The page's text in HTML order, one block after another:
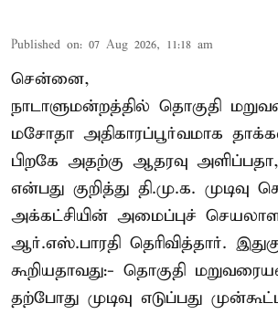
Published on: 07 Aug 2026, 11:18 am
சென்னை,
நாடாளுமன்றத்தில் தொகுதி
மசோதா அதிகாரப்பூர்வமாக
பிறகே அதற்கு ஆதரவு அளிப்பதா,
என்பது குறித்து தி.மு.க. முடிவு
அக்கட்சியின் அமைப்புச்
ஆர்.எஸ்.பாரதி தெரிவித்தார்.
கூறியதாவது:- தொகுதி
தற்போது முடிவு எடுப்பது